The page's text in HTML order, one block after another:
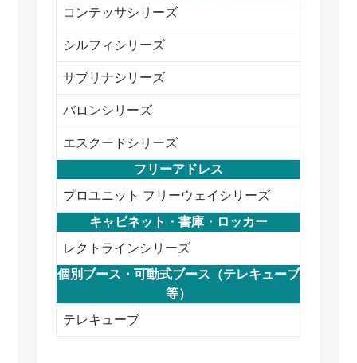
コンテッサシリーズ
シルフィシリーズ
サブリナシリーズ
バロンシリーズ
エスクードシリーズ
フリーアドレス
プロユニット フリーウェイシリーズ
キャビネット・書庫・ロッカー
レクトラインシリーズ
個別ブース・可動式ブース（テレキューブ
等）
テレキューブ